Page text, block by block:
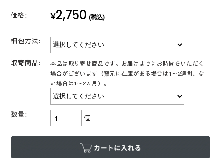
価格: ¥2,750 (税込)
梱包方法:
取寄商品:
本品は取り寄せ商品です。お届けまでにお時間をいただく
場合がございます（窯元に在庫がある場合は1～2週間、な
い場合は1～2ヵ月）。
数量: 個